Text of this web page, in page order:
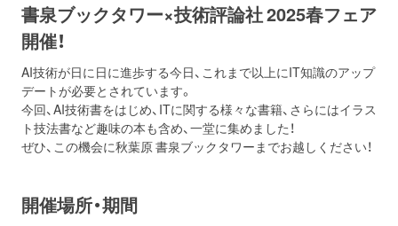
書泉ブックタワー×技術評論社 2025春フェア
開催！
AI技術が日に日に進歩する今日、これまで以上にIT知識のアップ
デートが必要とされています。
今回、AI技術書をはじめ、ITに関する様々な書籍、さらにはイラス
ト技法書など趣味の本も含め、一堂に集めました！
ぜひ、この機会に秋葉原 書泉ブックタワーまでお越しください！
開催場所・期間